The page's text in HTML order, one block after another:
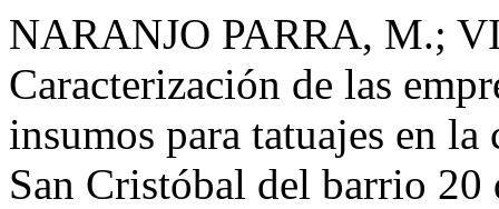
NARANJO PARRA, M.;
Caracterización de las
insumos para tatuajes en
San Cristóbal del barrio